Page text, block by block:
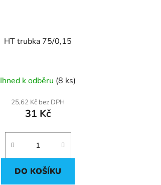
HT trubka 75/0,15
Ihned k odběru (8 ks)
25,62 Kč bez DPH
31 Kč
DO KOŠÍKU